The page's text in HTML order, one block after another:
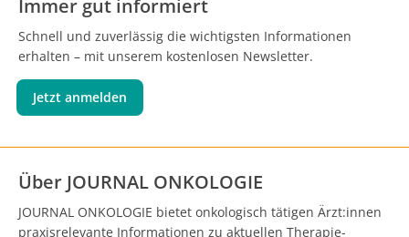
Immer gut informiert
Schnell und zuverlässig die wichtigsten Informationen
erhalten – mit unserem kostenlosen Newsletter.
Jetzt anmelden
Über JOURNAL ONKOLOGIE
JOURNAL ONKOLOGIE bietet onkologisch tätigen Ärzt:innen
praxisrelevante Informationen zu aktuellen Therapie-